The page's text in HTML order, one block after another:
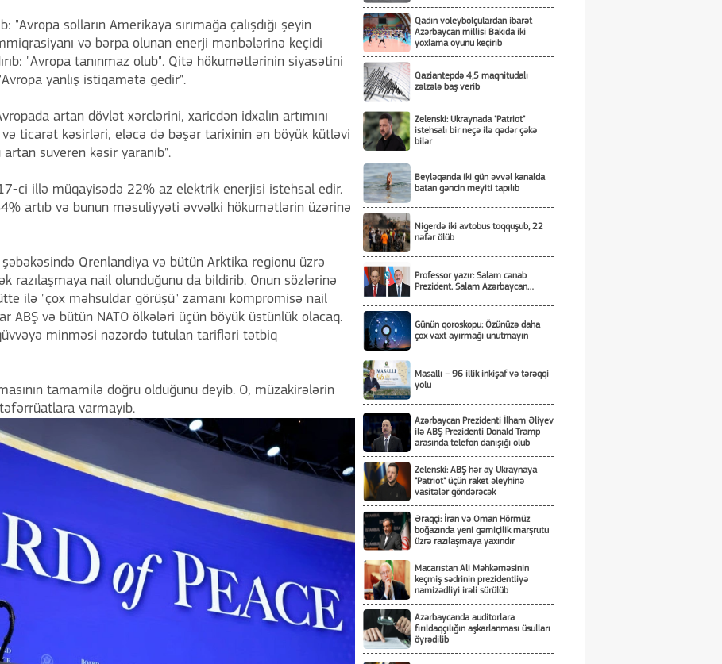
"Avropa solların Amerikaya sırımağa çalışdığı şeyin
və bərpa olunan enerji mənbələrinə keçidi
"Avropa tanınmaz olub". Qitə hökumətlərinin siyasətini
yanlış istiqamətə gedir".
artan dövlət xərclərini, xaricdən idxalın artımını
ticarət kəsirləri, eləcə də bəşər tarixinin ən böyük kütləvi
suveren kəsir yaranıb".
ci illə müqayisədə 22% az elektrik enerjisi istehsal edir.
artıb və bunun məsuliyyəti əvvəlki hökumətlərin üzərinə
Qrenlandiya və bütün Arktika regionu üzrə
razılaşmaya nail olunduğunu da bildirib. Onun sözlərinə
ilə "çox məhsuldar görüşü" zamanı kompromisə nail
ABŞ və bütün NATO ölkələri üçün böyük üstünlük olacaq.
minməsi nəzərdə tutulan tarifləri tətbiq
tamamilə doğru olduğunu deyib. O, müzakirələrin
varmayıb.
Qadın voleybolçulardan ibarət
Azərbaycan millisi Bakıda iki
yoxlama oyunu keçirib
Qaziantepdə 4,5 maqnitudalı
zəlzələ baş verib
Zelenski: Ukraynada "Patriot"
istehsalı bir neçə ilə qədər çəkə
bilər
Beyləqanda iki gün əvvəl kanalda
batan gəncin meyiti tapılıb
Nigerdə iki avtobus toqquşub, 22
nəfər ölüb
Professor yazır: Salam cənab
Prezident. Salam Azərbaycan…
Günün qoroskopu: Özünüzə daha
çox vaxt ayırmağı unutmayın
Masallı – 96 illik inkişaf və tərəqqi
yolu
Azərbaycan Prezidenti İlham Əliyev
ilə ABŞ Prezidenti Donald Tramp
arasında telefon danışığı olub
Zelenski: ABŞ hər ay Ukraynaya
"Patriot" üçün raket əleyhinə
vasitələr göndərəcək
Əraqçi: İran və Oman Hörmüz
boğazında yeni gəmiçilik marşrutu
üzrə razılaşmaya yaxındır
Macarıstan Ali Məhkəməsinin
keçmiş sədrinin prezidentliyə
namizədliyi irəli sürülüb
Azərbaycanda auditorlara
fırıldaqçılığın aşkarlanması üsulları
öyrədilib